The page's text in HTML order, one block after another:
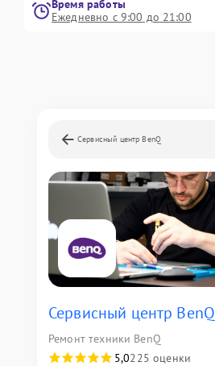
Время работы
Ежедневно с 9:00 до 21:00
Сервисный центр BenQ
Сервисный центр BenQ
Ремонт техники BenQ
5,0225 оценки